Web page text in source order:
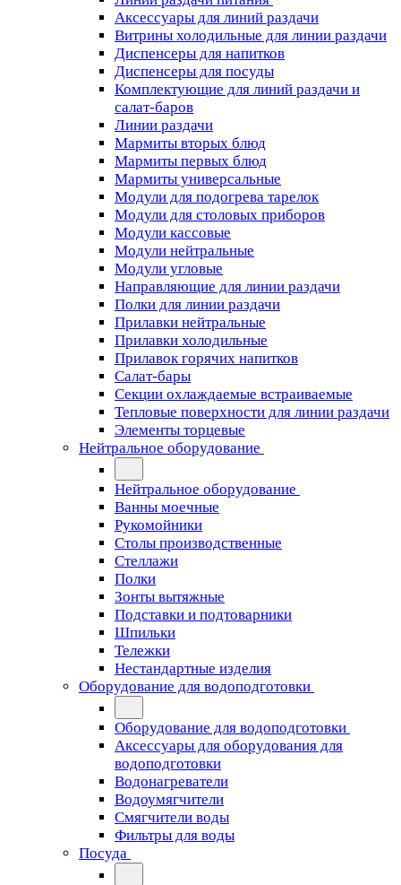
Аксессуары для линий раздачи
Витрины холодильные для линии раздачи
Диспенсеры для напитков
Диспенсеры для посуды
Комплектующие для линий раздачи и
салат-баров
Линии раздачи
Мармиты вторых блюд
Мармиты первых блюд
Мармиты универсальные
Модули для подогрева тарелок
Модули для столовых приборов
Модули кассовые
Модули нейтральные
Модули угловые
Направляющие для линии раздачи
Полки для линии раздачи
Прилавки нейтральные
Прилавки холодильные
Прилавок горячих напитков
Салат-бары
Секции охлаждаемые встраиваемые
Тепловые поверхности для линии раздачи
Элементы торцевые
Нейтральное оборудование
Нейтральное оборудование
Ванны моечные
Рукомойники
Столы производственные
Стеллажи
Полки
Зонты вытяжные
Подставки и подтоварники
Шпильки
Тележки
Нестандартные изделия
Оборудование для водоподготовки
Оборудование для водоподготовки
Аксессуары для оборудования для
водоподготовки
Водонагреватели
Водоумягчители
Смягчители воды
Фильтры для воды
Посуда